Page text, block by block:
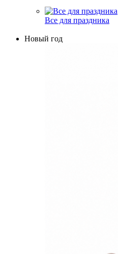
Все для праздника
Новый год